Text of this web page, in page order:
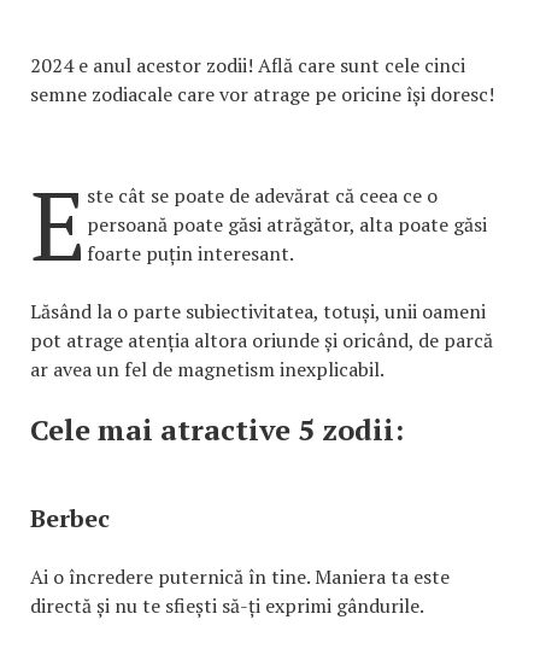
2024 e anul acestor zodii! Află care sunt cele cinci
semne zodiacale care vor atrage pe oricine își doresc!
E ste cât se poate de adevărat că ceea ce o
persoană poate găsi atrăgător, alta poate găsi
foarte puțin interesant.
Lăsând la o parte subiectivitatea, totuși, unii oameni
pot atrage atenția altora oriunde și oricând, de parcă
ar avea un fel de magnetism inexplicabil.
Cele mai atractive 5 zodii:
Berbec
Ai o încredere puternică în tine. Maniera ta este
directă și nu te sfiești să-ți exprimi gândurile.